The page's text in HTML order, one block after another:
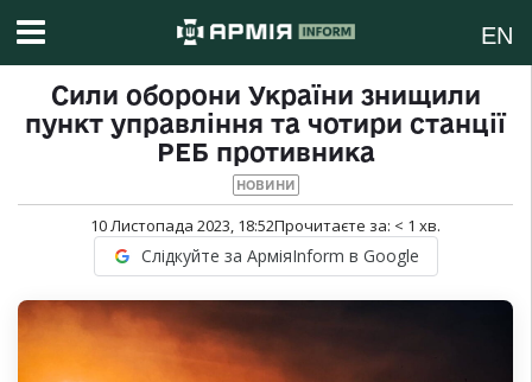
EN
Сили оборони України знищили
пункт управління та чотири станції
РЕБ противника
НОВИНИ
10 Листопада 2023, 18:52Прочитаєте за: < 1 хв.
Слідкуйте за АрміяInform в Google